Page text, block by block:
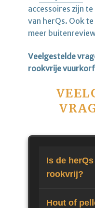
accessoires zijn
van herQs. Ook
meer
Veelgestelde
rookvrije vuurkorf
Is de
rookvrij?
Hout of